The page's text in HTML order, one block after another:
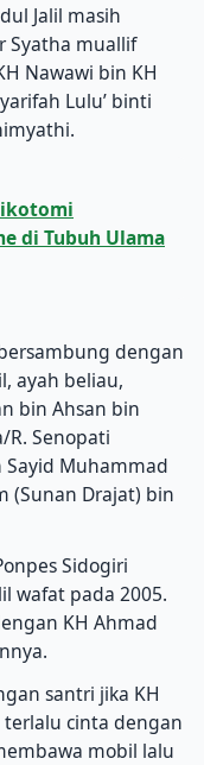
Jalil masih
Syatha muallif
Nawawi bin KH
Lulu’ binti
di Tubuh Ulama
dengan
ayah beliau,
bin Ahsan bin
R. Senopati
Sayid Muhammad
(Sunan Drajat) bin
Sidogiri
wafat pada 2005.
KH Ahmad
santri jika KH
cinta dengan
mobil lalu